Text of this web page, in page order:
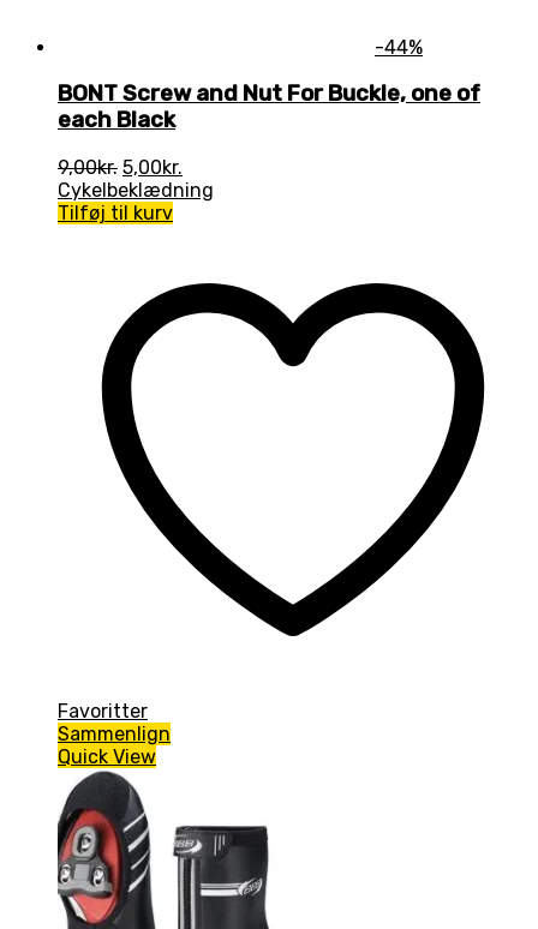
-44%
BONT Screw and Nut For Buckle, one of
each Black
9,00kr. Den
oprindelige
pris
5,00kr.
aktuelle
Cykelbeklædning
Tilføj til kurv
Favoritter
Sammenlign
Quick View